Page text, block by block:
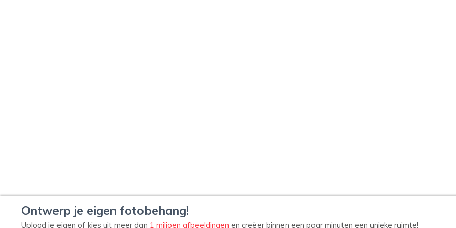
Ontwerp je eigen fotobehang!
Upload je eigen of kies uit meer dan 1 miljoen afbeeldingen en creëer binnen een paar minuten een unieke ruimte!